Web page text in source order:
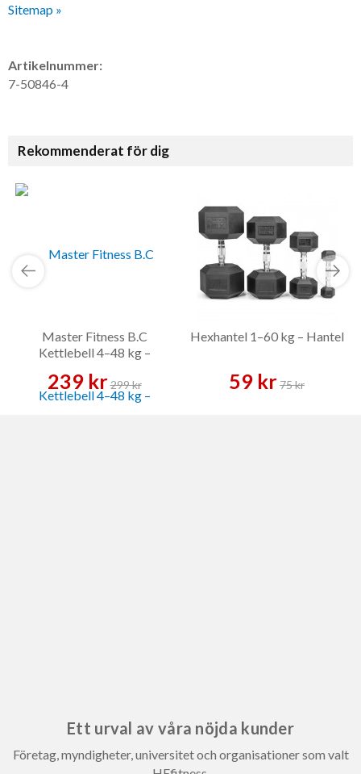
Sitemap »
Artikelnummer:
7-50846-4
Rekommenderat för dig
Master Fitness B.C
Kettlebell 4–48 kg –
239 kr299 kr
Hexhantel 1–60 kg – Hantel
59 kr75 kr
Ett urval av våra nöjda kunder
Företag, myndigheter, universitet och organisationer som valt